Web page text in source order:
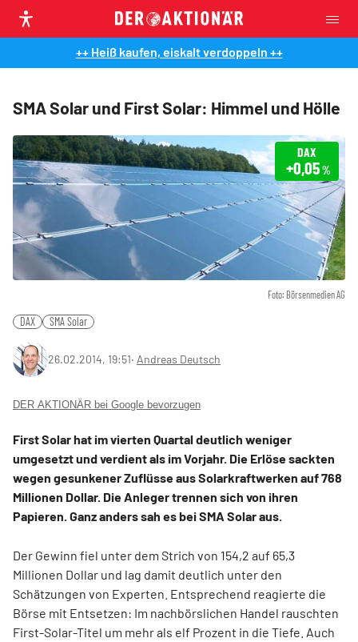
++ Heiß kaufen, eiskalt verdoppeln ++
SMA Solar und First Solar: Himmel und Hölle
Foto: Börsenmedien AG
DAX
+0,05%
DAX SMA Solar
26.02.2014, 19:51‧ Andreas Deutsch
DER AKTIONÄR bei Google bevorzugen
First Solar hat im vierten Quartal deutlich weniger
umgesetzt und verdient als im Vorjahr. Die Erlöse sackten
wegen gesunkener Zuflüsse aus Solarkraftwerken auf 768
Millionen Dollar. Die Anleger trennen sich von ihren
Papieren. Ganz anders sah es bei SMA Solar aus.
Der Gewinn fiel unter dem Strich von 154,2 auf 65,3
Millionen Dollar und lag damit deutlich unter den
Schätzungen von Experten. Entsprechend reagierte die
Börse mit Entsetzen: Im nachbörslichen Handel rauschten
First-Solar-Titel um mehr als elf Prozent in die Tiefe. Auch